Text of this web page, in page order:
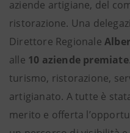
aziende artigiane, del
ristorazione. Una
Direttore Regionale
alle 10 aziende premiate
turismo, ristorazione,
artigianato. A tutte è
merito e offerta